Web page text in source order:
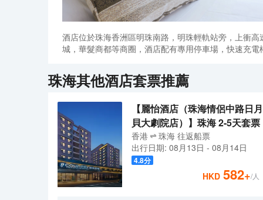
酒店位於珠海香洲區明珠南路，明珠輕軌站旁，上衝
城，華髮商都等商圈，酒店配有專用停車場，快速充
珠海其他酒店套票推薦
【麗怡酒店（珠海情侶中路日月
貝大劇院店）】珠海 2-5天套票
香港 珠海 往返船票
出行日期: 08月13日 - 08月14日
4.8分
HKD 582+/人